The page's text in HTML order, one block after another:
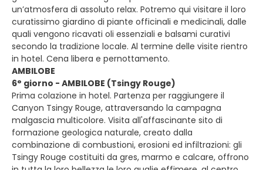
un’atmosfera di assoluto relax. Potremo qui visitare il loro
curatissimo giardino di piante officinali e medicinali, dalle
quali vengono ricavati oli essenziali e balsami curativi
secondo la tradizione locale. Al termine delle visite rientro
in hotel. Cena libera e pernottamento.
AMBILOBE
6° giorno - AMBILOBE (Tsingy Rouge)
Prima colazione in hotel. Partenza per raggiungere il
Canyon Tsingy Rouge, attraversando la campagna
malgascia multicolore. Visita all'affascinante sito di
formazione geologica naturale, creato dalla
combinazione di combustioni, erosioni ed infiltrazioni: gli
Tsingy Rouge costituiti da gres, marmo e calcare, offrono